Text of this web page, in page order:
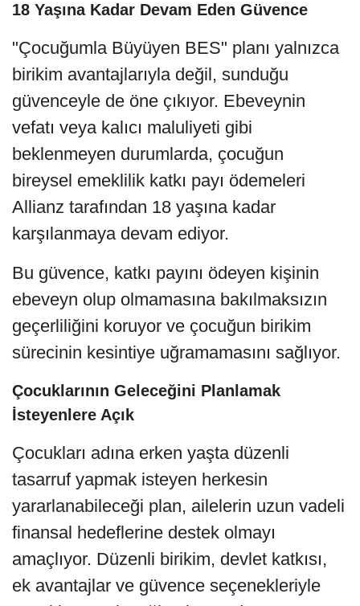
18 Yaşına Kadar Devam Eden Güvence
"Çocuğumla Büyüyen BES" planı yalnızca
birikim avantajlarıyla değil, sunduğu
güvenceyle de öne çıkıyor. Ebeveynin
vefatı veya kalıcı maluliyeti gibi
beklenmeyen durumlarda, çocuğun
bireysel emeklilik katkı payı ödemeleri
Allianz tarafından 18 yaşına kadar
karşılanmaya devam ediyor.
Bu güvence, katkı payını ödeyen kişinin
ebeveyn olup olmamasına bakılmaksızın
geçerliliğini koruyor ve çocuğun birikim
sürecinin kesintiye uğramamasını sağlıyor.
Çocuklarının Geleceğini Planlamak
İsteyenlere Açık
Çocukları adına erken yaşta düzenli
tasarruf yapmak isteyen herkesin
yararlanabileceği plan, ailelerin uzun vadeli
finansal hedeflerine destek olmayı
amaçlıyor. Düzenli birikim, devlet katkısı,
ek avantajlar ve güvence seçenekleriyle